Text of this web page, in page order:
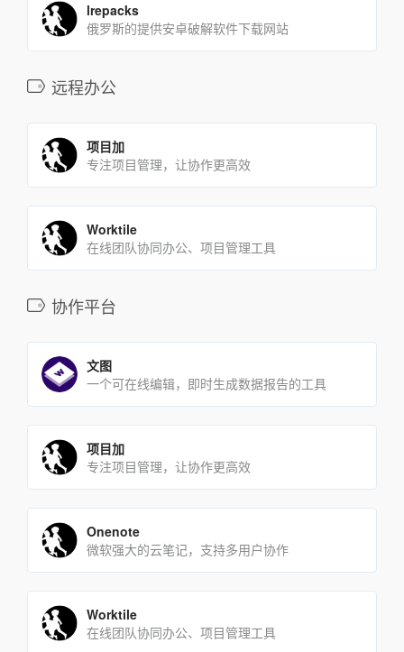
lrepacks
俄罗斯的提供安卓破解软件下载网站
远程办公
项目加
专注项目管理，让协作更高效
Worktile
在线团队协同办公、项目管理工具
协作平台
文图
一个可在线编辑，即时生成数据报告的工具
项目加
专注项目管理，让协作更高效
Onenote
微软强大的云笔记，支持多用户协作
Worktile
在线团队协同办公、项目管理工具